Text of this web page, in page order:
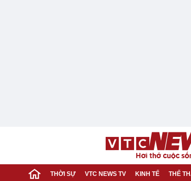
THỜI SỰ VTC NEWS TV KINH TẾ THỂ